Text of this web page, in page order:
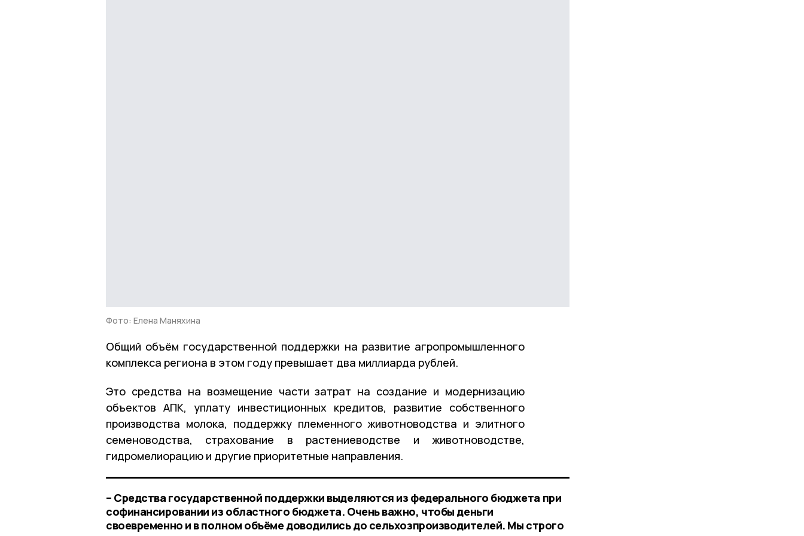
Фото: Елена Маняхина
Общий объём государственной поддержки на развитие агропромышленного
комплекса региона в этом году превышает два миллиарда рублей.
Это средства на возмещение части затрат на создание и модернизацию
объектов АПК, уплату инвестиционных кредитов, развитие собственного
производства молока, поддержку племенного животноводства и элитного
семеноводства, страхование в растениеводстве и животноводстве,
гидромелиорацию и другие приоритетные направления.
– Средства государственной поддержки выделяются из федерального бюджета при
софинансировании из областного бюджета. Очень важно, чтобы деньги
своевременно и в полном объёме доводились до сельхозпроизводителей. Мы строго